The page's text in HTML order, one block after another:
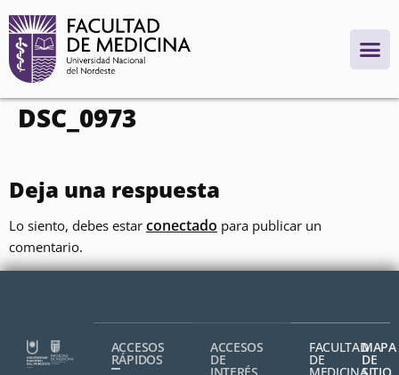
contenido
DSC_0973
Deja una respuesta
Lo siento, debes estar conectado para publicar un
comentario.
ACCESOS
RÁPIDOS
ACCESOS
DE
FACULTAD
DE
MAPA
DE